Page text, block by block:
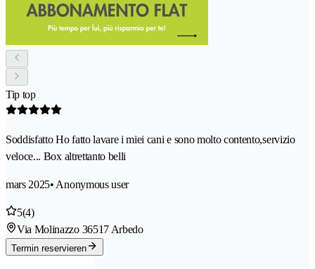
Tip top
Soddisfatto Ho fatto lavare i miei cani e sono molto contento,servizio
veloce... Box altrettanto belli
mars 2025• Anonymous user
5(4)
Via Molinazzo 36517 Arbedo
Termin reservieren